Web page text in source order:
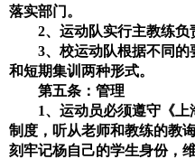
落实部门。
2、运动队实行主教练负
3、校运动队根据不同
和短期集训两种形式。
第五条：管理
1、运动员必须遵守《
制度，听从老师和教练的教
刻牢记杨自己的学生身份，